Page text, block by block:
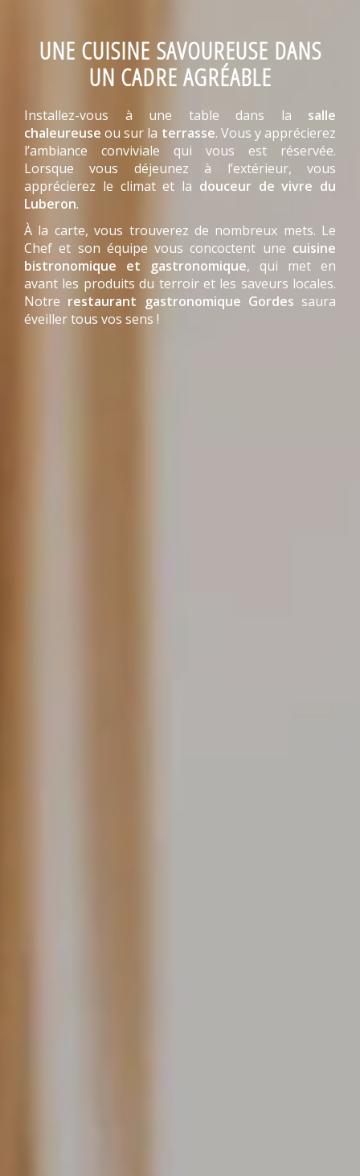
UNE CUISINE SAVOUREUSE DANS
UN CADRE AGRÉABLE
Installez-vous à une table dans la salle
chaleureuse ou sur la terrasse. Vous y apprécierez
l’ambiance conviviale qui vous est réservée.
Lorsque vous déjeunez à l’extérieur, vous
apprécierez le climat et la douceur de vivre du
Luberon.
À la carte, vous trouverez de nombreux mets. Le
Chef et son équipe vous concoctent une cuisine
bistronomique et gastronomique, qui met en
avant les produits du terroir et les saveurs locales.
Notre restaurant gastronomique Gordes saura
éveiller tous vos sens !